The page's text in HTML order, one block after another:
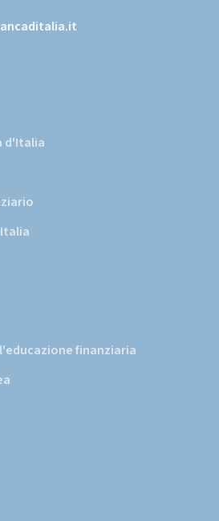
d'Italia
finanziaria